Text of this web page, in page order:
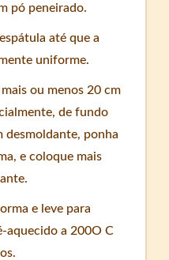
pó peneirado.
até que a
uniforme.
ou menos 20 cm
de fundo
desmoldante, ponha
e coloque mais
e leve para
aquecido a 200O C